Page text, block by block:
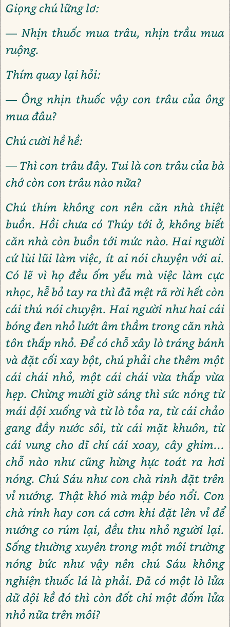
Giọng chú lững lơ:
— Nhịn thuốc mua trâu, nhịn trầu mua
ruộng.
Thím quay lại hỏi:
— Ông nhịn thuốc vậy con trâu của ông
mua đâu?
Chú cười hề hề:
— Thì con trâu đây. Tui là con trâu của bà
chớ còn con trâu nào nữa?
Chú thím không con nên căn nhà thiệt
buồn. Hồi chưa có Thúy tới ở, không biết
căn nhà còn buồn tới mức nào. Hai người
cứ lùi lũi làm việc, ít ai nói chuyện với ai.
Có lẽ vì họ đều ốm yếu mà việc làm cực
nhọc, hễ bỏ tay ra thì đã mệt rã rời hết còn
cái thú nói chuyện. Hai người như hai cái
bóng đen nhỏ lướt âm thầm trong căn nhà
tôn thấp nhỏ. Để có chỗ xây lò tráng bánh
và đặt cối xay bột, chú phải che thêm một
cái chái nhỏ, một cái chái vừa thấp vừa
hẹp. Chừng mười giờ sáng thì sức nóng từ
mái dội xuống và từ lò tỏa ra, từ cái chảo
gang đầy nước sôi, từ cái mặt khuôn, từ
cái vung cho dĩ chí cái xoay, cây ghim...
chỗ nào như cũng hừng hực toát ra hơi
nóng. Chú Sáu như con chà rinh đặt trên
vỉ nướng. Thật khó mà mập béo nổi. Con
chà rinh hay con cá cơm khi đặt lên vỉ để
nướng co rúm lại, đều thu nhỏ người lại.
Sống thường xuyên trong một môi trường
nóng bức như vậy nên chú Sáu không
nghiện thuốc lá là phải. Đã có một lò lửa
dữ dội kề đó thì còn đốt chi một đốm lửa
nhỏ nữa trên môi?